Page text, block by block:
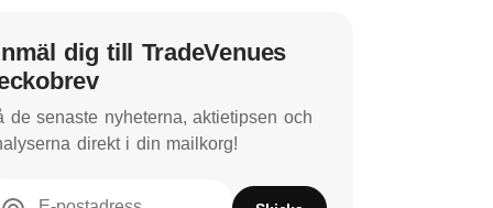
dig till TradeVenues
de senaste nyheterna, aktietipsen och
direkt i din mailkorg!